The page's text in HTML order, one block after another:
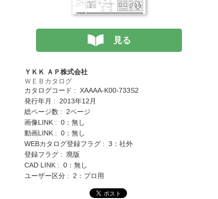
見る
ＹＫＫ ＡＰ株式会社
ＷＥＢカタログ
カタログコード : XAAAA-K00-733S2
発行年月 : 2013年12月
総ページ数 : 2ページ
画像LINK : 0：無し
動画LINK : 0：無し
WEBカタログ登録フラグ : 3：社外
登録フラグ : 廃版
CAD LINK : 0：無し
ユーザー区分 : 2：プロ用